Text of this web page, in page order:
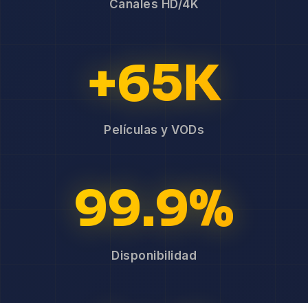
Canales HD/4K
+65K
Películas y VODs
99.9%
Disponibilidad